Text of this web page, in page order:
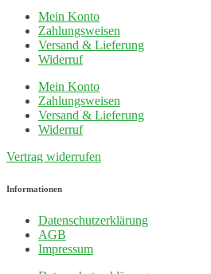
Mein Konto
Zahlungsweisen
Versand & Lieferung
Widerruf
Mein Konto
Zahlungsweisen
Versand & Lieferung
Widerruf
Vertrag widerrufen
Informationen
Datenschutzerklärung
AGB
Impressum